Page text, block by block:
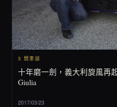
3 閒車談
十年磨一劍，義大利旋風再
Giulia
2017/03/23